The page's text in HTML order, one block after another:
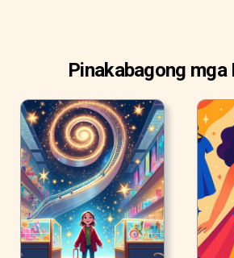
Pinakabagong mga